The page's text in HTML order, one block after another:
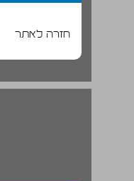
חזרה לאתר